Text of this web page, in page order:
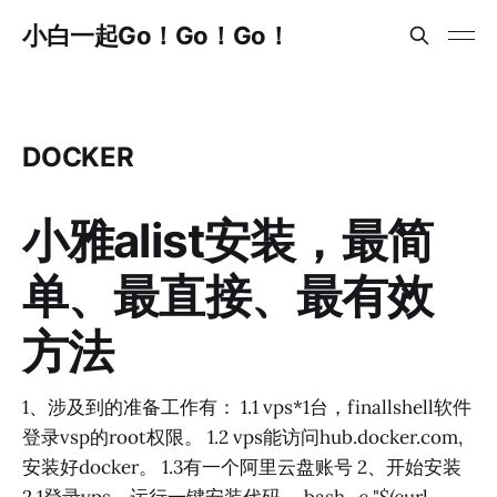
小白一起Go！Go！Go！
DOCKER
小雅alist安装，最简
单、最直接、最有效
方法
1、涉及到的准备工作有： 1.1 vps*1台，finallshell软件
登录vsp的root权限。 1.2 vps能访问hub.docker.com,
安装好docker。 1.3有一个阿里云盘账号 2、开始安装